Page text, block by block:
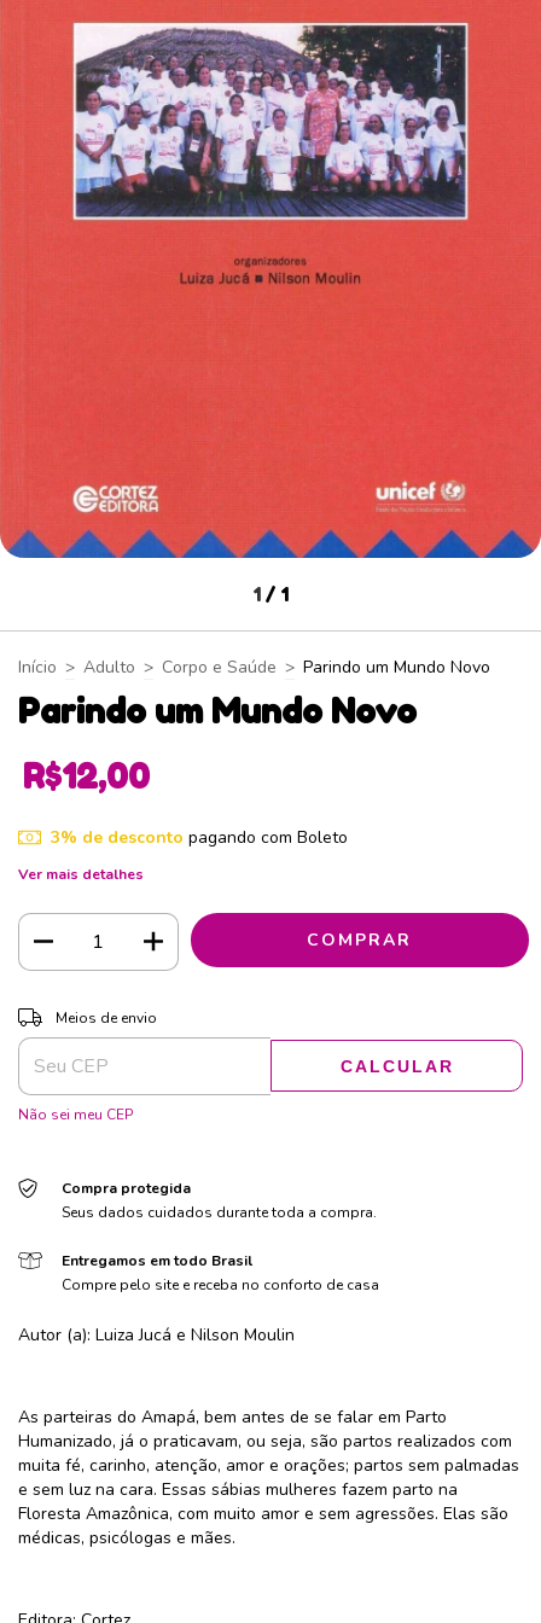
1 / 1
Início > Adulto > Corpo e Saúde > Parindo um Mundo Novo
Parindo um Mundo Novo
R$12,00
3% de desconto pagando com Boleto
Ver mais detalhes
Entregas para o CEP:
Meios de envio
CALCULAR
Não sei meu CEP
Compra protegida
Seus dados cuidados durante toda a compra.
Entregamos em todo Brasil
Compre pelo site e receba no conforto de casa
Autor (a): Luiza Jucá e Nilson Moulin
As parteiras do Amapá, bem antes de se falar em Parto
Humanizado, já o praticavam, ou seja, são partos realizados com
muita fé, carinho, atenção, amor e orações; partos sem palmadas
e sem luz na cara. Essas sábias mulheres fazem parto na
Floresta Amazônica, com muito amor e sem agressões. Elas são
médicas, psicólogas e mães.